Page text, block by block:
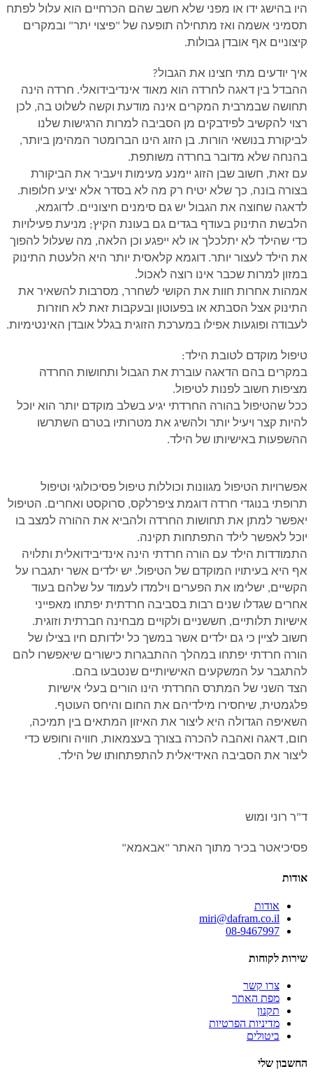
היו בהישג ידו או מפני שלא חשב שהם הכרחיים הוא עלול לפתח
תסמיני אשמה ואז מתחילה תופעה של "פיצוי יתר" ובמקרים
קיצוניים אף אובדן גבולות.
איך יודעים מתי חצינו את הגבול?
ההבדל בין דאגה לחרדה הוא מאוד אינדיבידואלי. חרדה הינה
תחושה שבמרבית המקרים אינה מודעת וקשה לשלוט בה, לכן
רצוי להקשיב לפידבקים מן הסביבה למרות הרגישות שלנו
לביקורת בנושאי הורות. בן הזוג הינו הברומטר המהימן ביותר,
בהנחה שלא מדובר בחרדה משותפת.
עם זאת, חשוב שבן הזוג יימנע מעימות ויעביר את הביקורת
בצורה בונה, כך שלא יטיח רק מה לא בסדר אלא יציע חלופות.
לדאגה שחוצה את הגבול יש גם סימנים חיצוניים. לדוגמא,
הלבשת התינוק בעודף בגדים גם בעונת הקיץ; מניעת פעילויות
כדי שהילד לא יתלכלך או לא ייפגע וכן הלאה, מה שעלול להפוך
את הילד לעצור יותר. דוגמא קלאסית יותר היא הלעטת התינוק
במזון למרות שכבר אינו רוצה לאכול.
אמהות אחרות חוות את הקושי לשחרר, מסרבות להשאיר את
התינוק אצל הסבתא או בפעוטון ובעקבות זאת לא חוזרות
לעבודה ופוגעות אפילו במערכת הזוגית בגלל אובדן האינטימיות.
טיפול מוקדם לטובת הילד:
במקרים בהם הדאגה עוברת את הגבול ותחושות החרדה
מציפות חשוב לפנות לטיפול.
ככל שהטיפול בהורה החרדתי יגיע בשלב מוקדם יותר הוא יוכל
להיות קצר ויעיל יותר ולהשיג את מטרותיו בטרם השתרשו
ההשפעות באישיותו של הילד.
אפשרויות הטיפול מגוונות וכוללות טיפול פסיכולוגי וטיפול
תרופתי בנוגדי חרדה דוגמת ציפרלקס, סרוקסט ואחרים. הטיפול
יאפשר למתן את תחושות החרדה ולהביא את ההורה למצב בו
יוכל לאפשר לילד התפתחות תקינה.
התמודדות הילד עם הורה חרדתי הינה אינדיבידואלית ותלויה
אף היא בעיתויו המוקדם של הטיפול. יש ילדים אשר יתגברו על
הקשיים, ישלימו את הפערים וילמדו לעמוד על שלהם בעוד
אחרים שגדלו שנים רבות בסביבה חרדתית יפתחו מאפייני
אישיות תלותיים, חששניים ולקויים מבחינה חברתית וזוגית.
חשוב לציין כי גם ילדים אשר במשך כל ילדותם חיו בצילו של
הורה חרדתי יפתחו במהלך ההתבגרות כישורים שיאפשרו להם
להתגבר על המשקעים האישיותיים שנטבעו בהם.
הצד השני של המתרס החרדתי הינו הורים בעלי אישיות
פלגמטית, שיחסירו מילדיהם את החום והיחס העוטף.
השאיפה הגדולה היא ליצור את האיזון המתאים בין תמיכה,
חום, דאגה ואהבה להכרה בצורך בעצמאות, חוויה וחופש כדי
ליצור את הסביבה האידיאלית להתפתחותו של הילד.
ד"ר רוני ומוש
פסיכיאטר בכיר מתוך האתר "אבאמא"
אודות
אודות
miri@dafram.co.il
08-9467997
שירות לקוחות
צרו קשר
מפת האתר
תקנון
מדיניות הפרטיות
ביטולים
החשבון שלי